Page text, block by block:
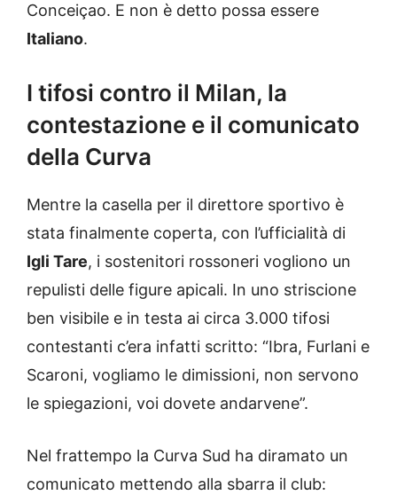
Conceiçao. E non è detto possa essere
Italiano.
I tifosi contro il Milan, la
contestazione e il comunicato
della Curva
Mentre la casella per il direttore sportivo è
stata finalmente coperta, con l’ufficialità di
Igli Tare, i sostenitori rossoneri vogliono un
repulisti delle figure apicali. In uno striscione
ben visibile e in testa ai circa 3.000 tifosi
contestanti c’era infatti scritto: “Ibra, Furlani e
Scaroni, vogliamo le dimissioni, non servono
le spiegazioni, voi dovete andarvene”.
Nel frattempo la Curva Sud ha diramato un
comunicato mettendo alla sbarra il club: